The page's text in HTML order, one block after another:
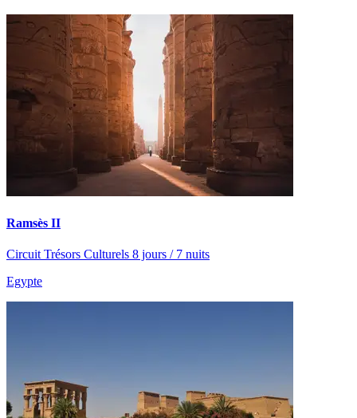
Ramsès II
Circuit Trésors Culturels 8 jours / 7 nuits
Egypte